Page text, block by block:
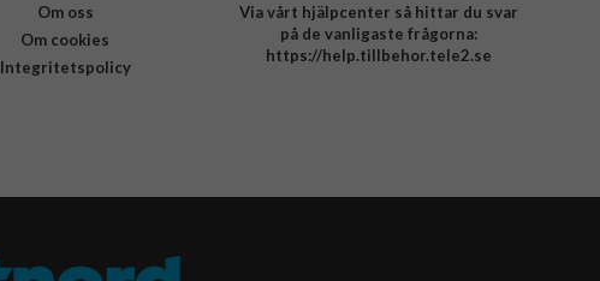
Om oss
Om cookies
Integritetspolicy
Via vårt hjälpcenter så hittar du svar
på de vanligaste frågorna:
https://help.tillbehor.tele2.se